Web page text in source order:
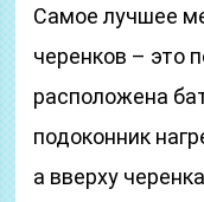
Самое лучшее
черенков – это
расположена
подоконник
а вверху